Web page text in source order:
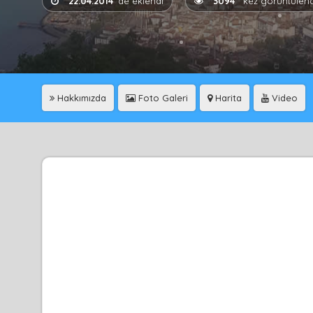
Hakkımızda Foto Galeri Harita Video